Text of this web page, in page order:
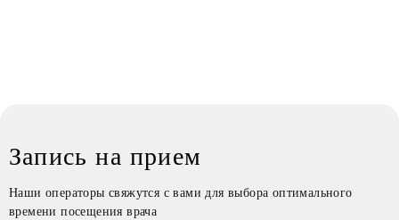
Запись на прием
Наши операторы свяжутся с вами для выбора оптимального
времени посещения врача